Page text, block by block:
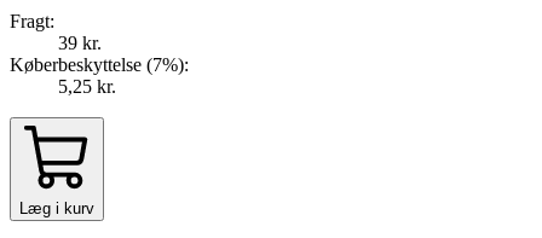
Fragt:
39 kr.
Køberbeskyttelse (7%):
5,25 kr.
Læg i kurv